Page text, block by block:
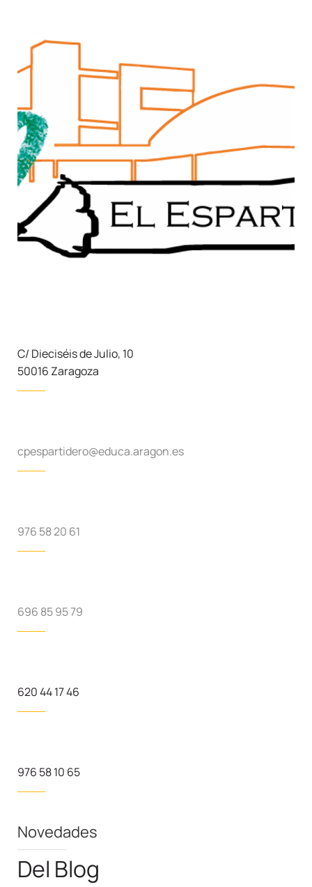
C/ Dieciséis de Julio, 10
50016 Zaragoza
cpespartidero@educa.aragon.es
976 58 20 61
696 85 95 79
620 44 17 46
976 58 10 65
Novedades
Del Blog